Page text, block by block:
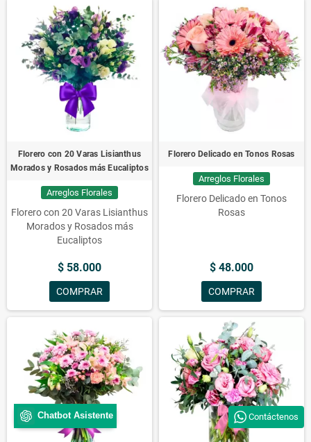
Florero con 20 Varas Lisianthus
Morados y Rosados más Eucaliptos
Arreglos Florales
Florero con 20 Varas Lisianthus
Morados y Rosados más
Eucaliptos
$ 58.000
COMPRAR
Florero Delicado en Tonos Rosas
Arreglos Florales
Florero Delicado en Tonos
Rosas
$ 48.000
COMPRAR
Chatbot Asistente Contáctenos